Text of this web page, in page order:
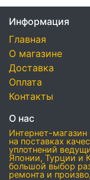
Информация
Главная
О магазине
Доставка
Оплата
Контакты
О нас
Интернет-магазин
на поставках
уплотнений
Японии, Турции и
большой выбор
ремонта и